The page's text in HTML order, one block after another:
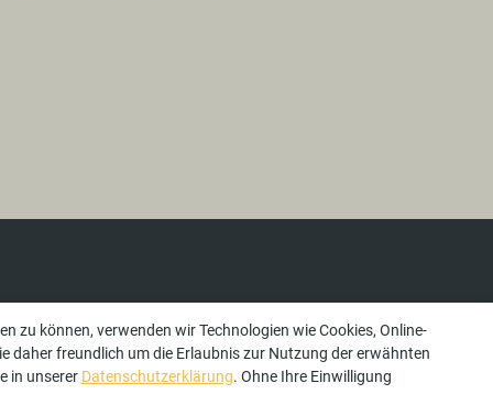
zu können, verwenden wir Technologien wie Cookies, Online-
daher freundlich um die Erlaubnis zur Nutzung der erwähnten
in unserer Datenschutzerklärung. Ohne Ihre Einwilligung